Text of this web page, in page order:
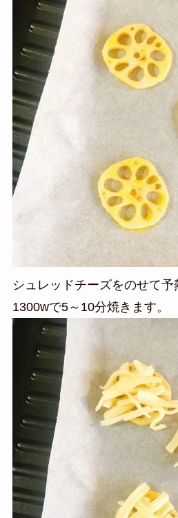
シュレッドチーズをのせて
1300wで5～10分焼きます。